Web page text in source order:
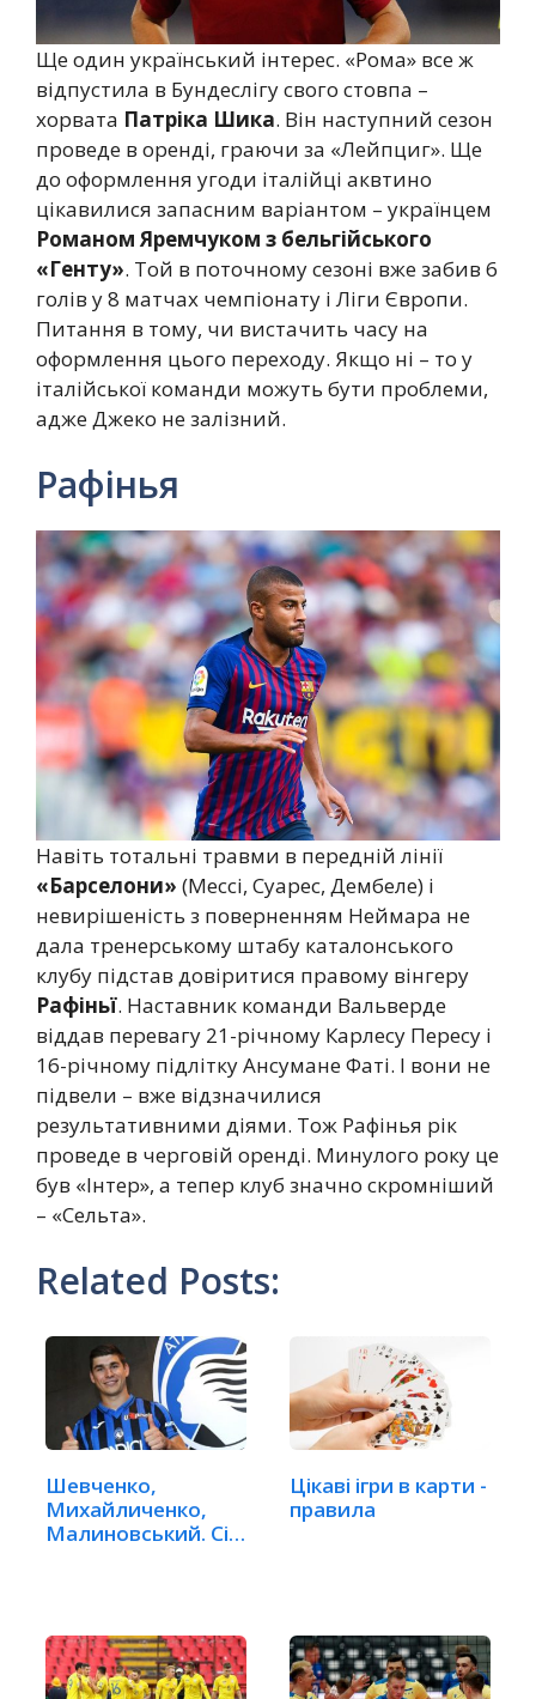
Ще один український інтерес. «Рома» все ж
відпустила в Бундеслігу свого стовпа –
хорвата Патріка Шика. Він наступний сезон
проведе в оренді, граючи за «Лейпциг». Ще
до оформлення угоди італійці аквтино
цікавилися запасним варіантом – українцем
Романом Яремчуком з бельгійського
«Генту». Той в поточному сезоні вже забив 6
голів у 8 матчах чемпіонату і Ліги Європи.
Питання в тому, чи вистачить часу на
оформлення цього переходу. Якщо ні – то у
італійської команди можуть бути проблеми,
адже Джеко не залізний.
Рафінья
Навіть тотальні травми в передній лінії
«Барселони» (Мессі, Суарес, Дембеле) і
невирішеність з поверненням Неймара не
дала тренерському штабу каталонського
клубу підстав довіритися правому вінгеру
Рафіньї. Наставник команди Вальверде
віддав перевагу 21-річному Карлесу Пересу і
16-річному підлітку Ансумане Фаті. І вони не
підвели – вже відзначилися
результативними діями. Тож Рафінья рік
проведе в черговій оренді. Минулого року це
був «Інтер», а тепер клуб значно скромніший
– «Сельта».
Related Posts:
Шевченко,
Михайличенко,
Малиновський. Сім
Цікаві ігри в карти -
правила